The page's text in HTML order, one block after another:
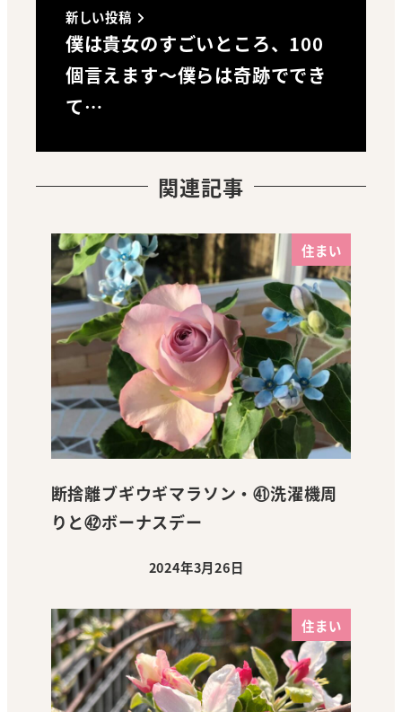
新しい投稿
僕は貴女のすごいところ、100
個言えます～僕らは奇跡ででき
て…
関連記事
住まい
断捨離ブギウギマラソン・㊶洗濯機周
りと㊷ボーナスデー
投稿日
2024年3月26日
住まい